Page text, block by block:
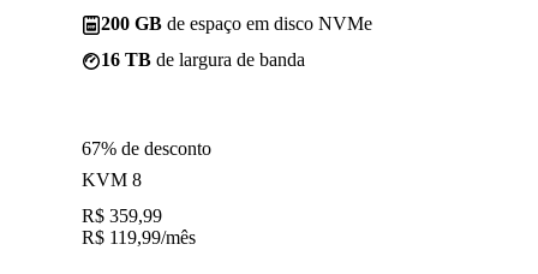
200 GB de espaço em disco NVMe
16 TB de largura de banda
67% de desconto
KVM 8
R$ 359,99
R$ 119,99/mês